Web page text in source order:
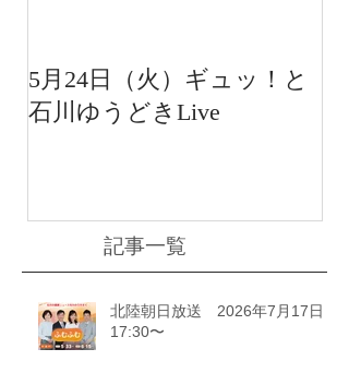
5月24日（火）ギュッ！と
石川ゆうどきLive
記事一覧
北陸朝日放送 2026年7月17日
17:30〜